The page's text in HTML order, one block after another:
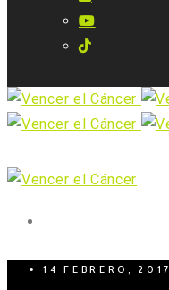
14 FEBRERO, 2017